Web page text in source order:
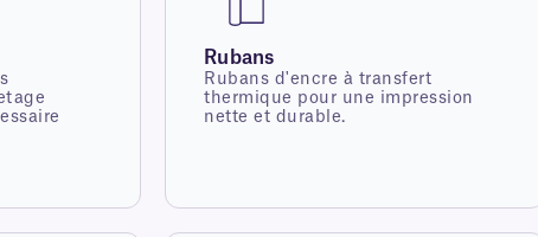
Rubans
Rubans d'encre à transfert
thermique pour une impression
nette et durable.